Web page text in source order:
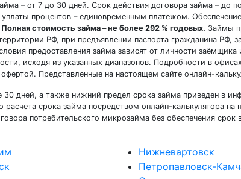
– от 7 до 30 дней. Срок действия договора займа – до
процентов – единовременным платежом. Обеспечение
Полная стоимость займа – не более 292 % годовых. Займы
РФ, при предъявлении паспорта гражданина РФ,
предоставления займа зависят от личности
исходя из указанных диапазонов. Подробности в
Представленные на настоящем сайте онлайн-
30 дней, а также нижний предел срока займа приведен в
расчета срока займа посредством онлайн-калькулятора
потребительского микрозайма без обеспечения срок
Нижневартовск
Петропавловск-